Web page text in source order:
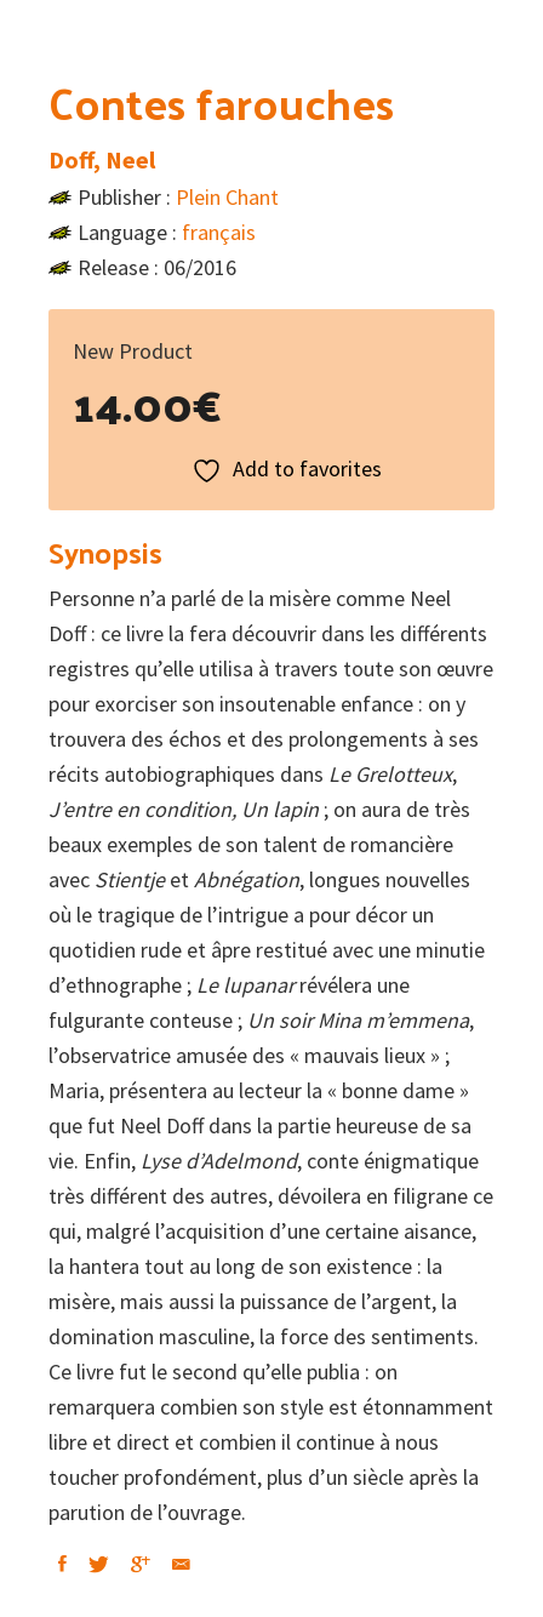
Contes farouches
Doff, Neel
Publisher : Plein Chant
Language : français
Release : 06/2016
New Product
14.00€
Add to favorites
Synopsis
Personne n’a parlé de la misère comme Neel
Doff : ce livre la fera découvrir dans les différents
registres qu’elle utilisa à travers toute son œuvre
pour exorciser son insoutenable enfance : on y
trouvera des échos et des prolongements à ses
récits autobiographiques dans Le Grelotteux,
J’entre en condition, Un lapin ; on aura de très
beaux exemples de son talent de romancière
avec StientjeetAbnégation, longues nouvelles
où le tragique de l’intrigue a pour décor un
quotidien rude et âpre restitué avec une minutie
d’ethnographe ; Le lupanarrévélera une
fulgurante conteuse ; Un soir Mina m’emmena,
l’observatrice amusée des « mauvais lieux » ;
Maria, présentera au lecteur la « bonne dame »
que fut Neel Doff dans la partie heureuse de sa
vie. Enfin, Lyse d’Adelmond, conte énigmatique
très différent des autres, dévoilera en filigrane ce
qui, malgré l’acquisition d’une certaine aisance,
la hantera tout au long de son existence : la
misère, mais aussi la puissance de l’argent, la
domination masculine, la force des sentiments.
Ce livre fut le second qu’elle publia : on
remarquera combien son style est étonnamment
libre et direct et combien il continue à nous
toucher profondément, plus d’un siècle après la
parution de l’ouvrage.